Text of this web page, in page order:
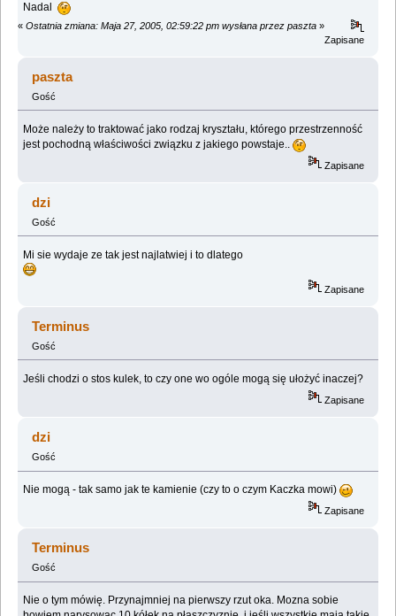
Nadal
« Ostatnia zmiana: Maja 27, 2005, 02:59:22 pm wysłana przez paszta »
Zapisane
paszta
Gość
Może należy to traktować jako rodzaj kryształu, którego przestrzenność
jest pochodną właściwości związku z jakiego powstaje..
Zapisane
dzi
Gość
Mi sie wydaje ze tak jest najlatwiej i to dlatego
Zapisane
Terminus
Gość
Jeśli chodzi o stos kulek, to czy one wo ogóle mogą się ułożyć inaczej?
Zapisane
dzi
Gość
Nie mogą - tak samo jak te kamienie (czy to o czym Kaczka mowi)
Zapisane
Terminus
Gość
Nie o tym mówię. Przynajmniej na pierwszy rzut oka. Mozna sobie